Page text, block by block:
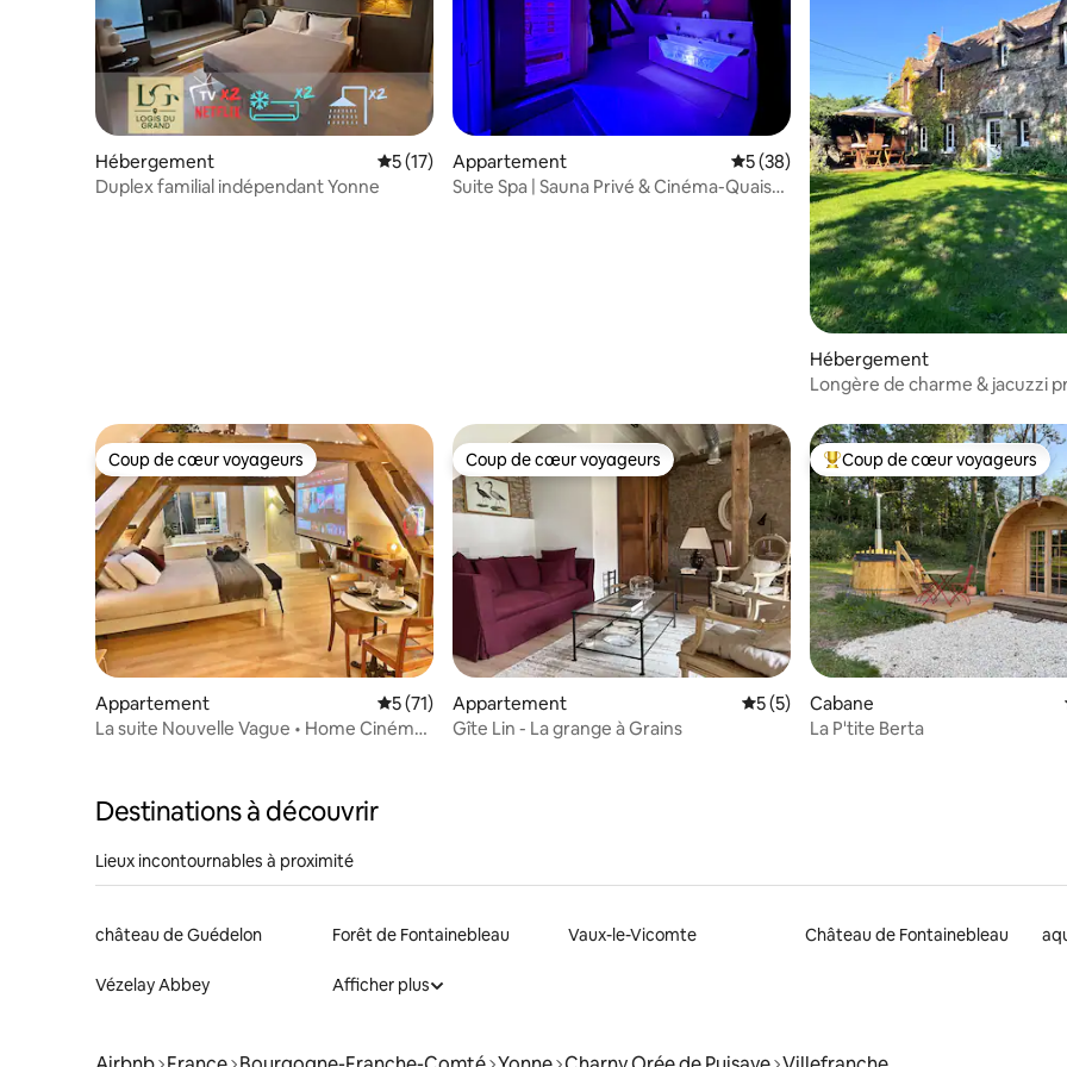
Hébergement Évaluation moyenne sur la base de 17 commentaires : 5 sur 5
5 (17)
Duplex familial indépendant Yonne
Appartement Évaluation moyenne sur la base de 38
5 (38)
Suite Spa | Sauna Privé & Cinéma-Quais
Hébergement
Longère de charme & jacuzzi
Coup de cœur voyageurs
Coup de cœur voyageurs
Appartement Évaluation moyenne sur la base de 71 commentaires : 5 sur 5
5 (71)
La suite Nouvelle Vague • Home Cinéma
Coup de cœur voyageurs
Coup de cœur voyageurs
Appartement Évaluation moyenne sur la base de 5
5 (5)
Gîte Lin - La grange à Grains
Coups de cœur voyageurs les
Coup de cœur voyageurs
Cabane
La P'tite Berta
Destinations à découvrir
Lieux incontournables à proximité
château de Guédelon Forêt de Fontainebleau Vaux-le-Vicomte Château de Fontainebleau
Vézelay Abbey Afficher plus